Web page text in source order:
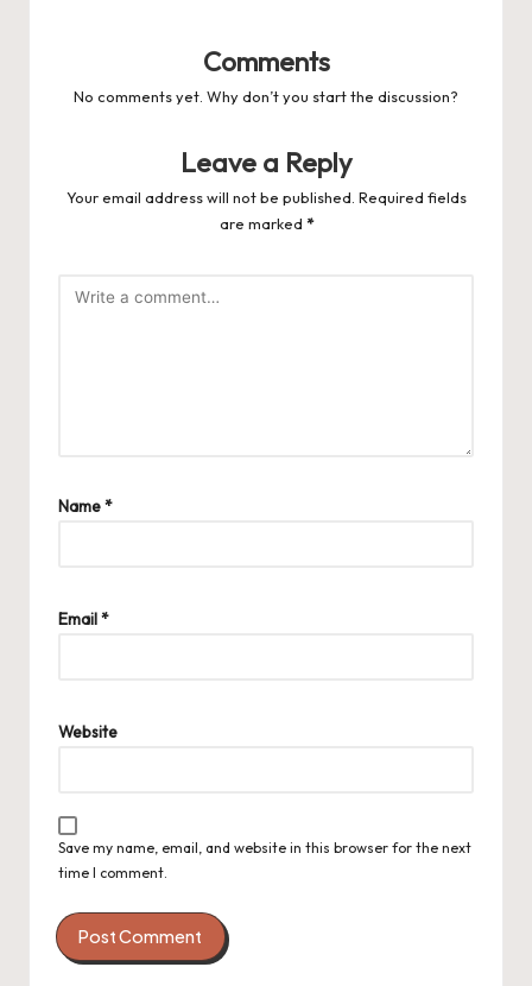
Comments
No comments yet. Why don’t you start the discussion?
Leave a Reply
Your email address will not be published. Required fields
are marked *
Name*
Email*
Website
Save my name, email, and website in this browser for the next
time I comment.